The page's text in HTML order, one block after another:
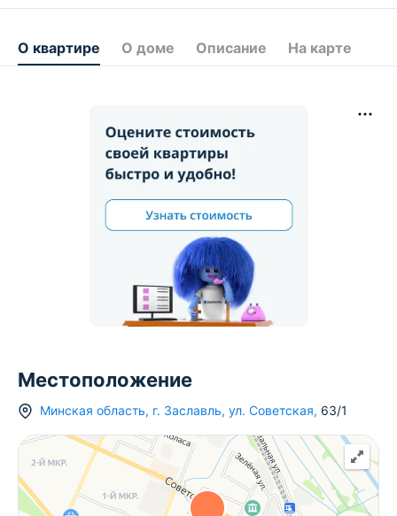
О квартире О доме Описание На карте
Местоположение
Минская область, г. Заславль, ул. Советская, 63/1